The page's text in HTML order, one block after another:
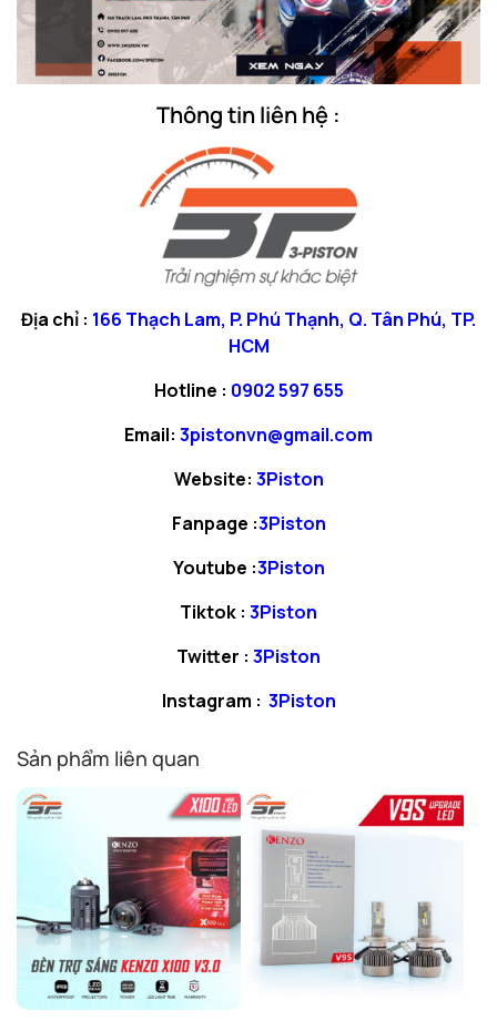
Thông tin liên hệ :
Địa chỉ : 166 Thạch Lam, P. Phú Thạnh, Q. Tân Phú, TP.
HCM
Hotline : 0902 597 655
Email: 3pistonvn@gmail.com
Website: 3Piston
Fanpage :3Piston
Youtube :3Piston
Tiktok : 3Piston
Twitter : 3Piston
Instagram : 3Piston
Sản phẩm liên quan